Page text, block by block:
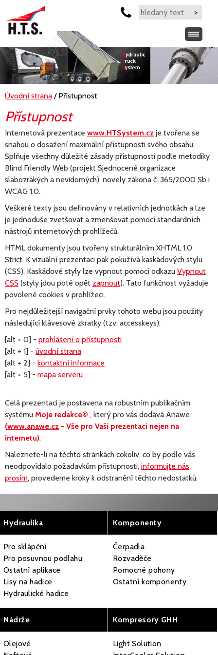
Úvodní strana / Přístupnost
Přístupnost
Internetová prezentace www.HTSystem.cz je tvořena se
snahou o dosažení maximální přístupnosti svého obsahu.
Splňuje všechny důležité zásady přístupnosti podle metodiky
Blind Friendly Web (projekt Sjednocené organizace
slabozrakých a nevidomých), novely zákona č. 365/2000 Sb i
WCAG 1.0.
Veškeré texty jsou definovány v relativních jednotkách a lze
je jednoduše zvetšovat a zmenšovat pomocí standardních
nástrojů internetových prohlížečů.
HTML dokumenty jsou tvořeny strukturálním XHTML 1.0
Strict. K vizuální prezentaci pak pokužívá kaskádových stylu
(CSS). Kaskádové styly lze vypnout pomocí odkazu Vypnout
CSS (styly jdou poté opět zapnout). Tato funkčnost vyžaduje
povolené cookies v prohlížeci.
Pro nejdůležitejší navigační prvky tohoto webu jsou použity
následující klávesové zkratky (tzv. accesskeys):
[alt + 0] - prohlášení o přístupnosti
[alt + 1] - úvodní strana
[alt + 2] - kontaktní informace
[alt + 5] - mapa serveru
Celá prezentaci je postavena na robustním publikačním
systému Moje redakce© , který pro vás dodává Anawe
(www.anawe.cz - Vše pro Vaší prezentaci nejen na
internetu).
Naleznete-li na těchto stránkách cokoliv, co by podle vás
neodpovídalo požadavkům přístupnosti, informujte nás,
prosím, provedeme kroky k odstranění těchto nedostatků.
Hydraulika
Pro sklápění
Pro posuvnou podlahu
Ostatní aplikace
Lisy na hadice
Hydraulické hadice
Komponenty
Čerpadla
Rozvaděče
Pomocné pohony
Ostatní komponenty
Nádrže
Olejové
Kompresory GHH
Light Solution